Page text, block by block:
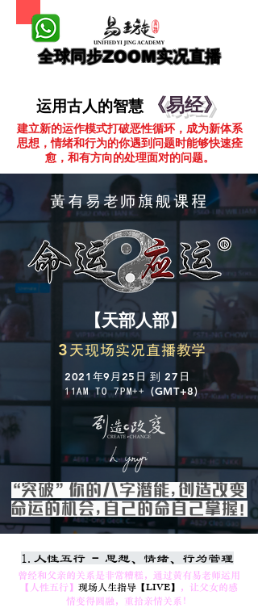
​全球同步ZOOM实况直播
运用古人的智慧 《易经》
建立新的运作模式打破恶性循环，成为新体系
思想，情绪和行为的你遇到问题时能够快速痊
愈，和有方向的处理面对的问题。
黃有易老师旗舰课程
【天部人部】
3天现场实况直播教学
2021 年9 月25 日到 27 日
11AM TO 7PM++(GMT+8)
“突破”你的八字潜能，创造改变
命运的机会，自己的命自己掌握！
1.人性五行 - 思想、情绪、行为管理
曾经和父亲的关系是非常糟糕，通过黃有易老师运用
【人性五行】 现场人生指导【LIVE】 ，让父女的感
情变得圆融，重拾亲情关系！